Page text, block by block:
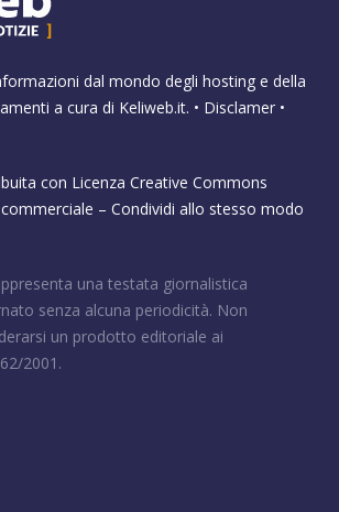
dal mondo degli hosting e della
a cura di Keliweb.it. • Disclamer •
con Licenza Creative Commons
– Condividi allo stesso modo
una testata giornalistica
senza alcuna periodicità. Non
un prodotto editoriale ai
2001.